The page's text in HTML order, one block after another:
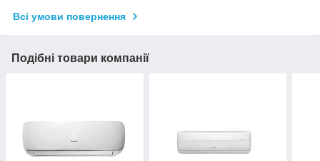
Всі умови повернення
Подібні товари компанії